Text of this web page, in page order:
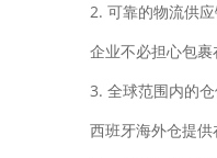
2. 可靠的物流供应
企业不必担心包裹
3. 全球范围内的仓
西班牙海外仓提